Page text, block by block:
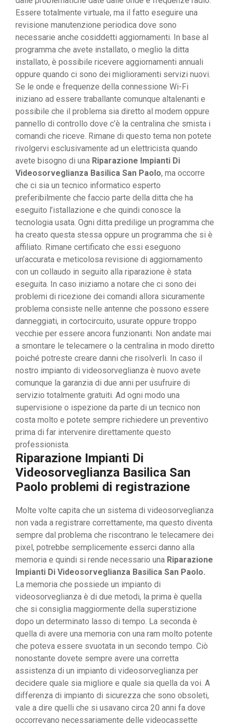
Essere totalmente virtuale, ma il fatto eseguire una
revisione manutenzione periodica dove sono
necessarie anche cosiddetti aggiornamenti. In base al
programma che avete installato, o meglio la ditta
installato, è possibile ricevere aggiornamenti annuali
oppure quando ci sono dei miglioramenti servizi nuovi.
Se le onde e frequenze della connessione Wi-Fi
iniziano ad essere traballante comunque altalenanti e
possibile che il problema sia diretto al modem oppure
pannello di controllo dove c’è la centralina che smista i
comandi che riceve. Rimane di questo tema non potete
rivolgervi esclusivamente ad un elettricista quando
avete bisogno di una Riparazione Impianti Di
Videosorveglianza Basilica San Paolo, ma occorre
che ci sia un tecnico informatico esperto
preferibilmente che faccio parte della ditta che ha
eseguito l’istallazione e che quindi conosce la
tecnologia usata. Ogni ditta predilige un programma che
ha creato questa stessa oppure un programma che si è
affiliato. Rimane certificato che essi eseguono
un’accurata e meticolosa revisione di aggiornamento
con un collaudo in seguito alla riparazione è stata
eseguita. In caso iniziamo a notare che ci sono dei
problemi di ricezione dei comandi allora sicuramente
problema consiste nelle antenne che possono essere
danneggiati, in cortocircuito, usurate oppure troppo
vecchie per essere ancora funzionanti. Non andate mai
a smontare le telecamere o la centralina in modo diretto
poiché potreste creare danni che risolverli. In caso il
nostro impianto di videosorveglianza è nuovo avete
comunque la garanzia di due anni per usufruire di
servizio totalmente gratuiti. Ad ogni modo una
supervisione o ispezione da parte di un tecnico non
costa molto e potete sempre richiedere un preventivo
prima di far intervenire direttamente questo
professionista.
Riparazione Impianti Di
Videosorveglianza Basilica San
Paolo problemi di registrazione
Molte volte capita che un sistema di videosorveglianza
non vada a registrare correttamente, ma questo diventa
sempre dal problema che riscontrano le telecamere dei
pixel, potrebbe semplicemente esserci danno alla
memoria e quindi si rende necessario una Riparazione
Impianti Di Videosorveglianza Basilica San Paolo.
La memoria che possiede un impianto di
videosorveglianza è di due metodi, la prima è quella
che si consiglia maggiormente della superstizione
dopo un determinato lasso di tempo. La seconda è
quella di avere una memoria con una ram molto potente
che poteva essere svuotata in un secondo tempo. Ciò
nonostante dovete sempre avere una corretta
assistenza di un impianto di videosorveglianza per
decidere quale sia migliore e quale sia quella da voi. A
differenza di impianto di sicurezza che sono obsoleti,
vale a dire quelli che si usavano circa 20 anni fa dove
occorrevano necessariamente delle videocassette